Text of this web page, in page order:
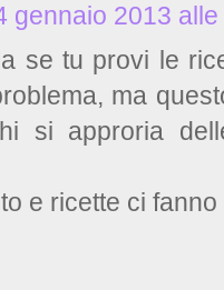
gennaio 2013
se tu provi le
ma
si approria
e ricette ci